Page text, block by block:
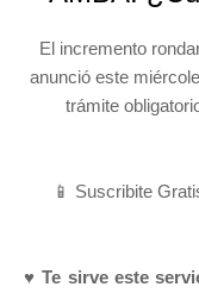
El incremento
anunció este
trámite
📱 Suscribite
♥ Te sirve este